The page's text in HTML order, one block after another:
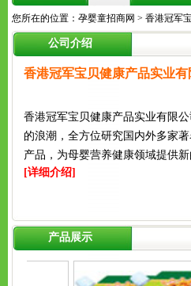
您所在的位置： 孕婴童招商网 > 香港冠军
公司介绍
香港冠军宝贝健康产品实业有
香港冠军宝贝健康产品实业有限
的浪潮，全方位研究国内外多家
产品，为母婴营养健康领域提供
[详细介绍]
产品展示